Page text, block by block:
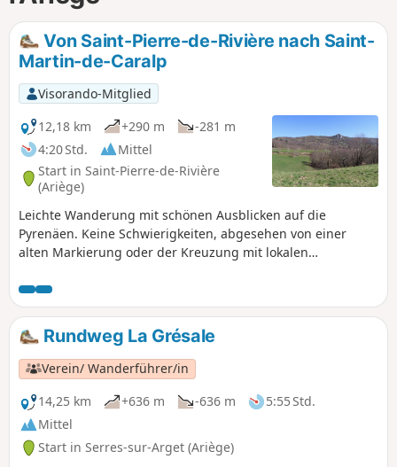
Von Saint-Pierre-de-Rivière nach Saint-
Martin-de-Caralp
Visorando-Mitglied
12,18 km
+290 m
-281 m
4:20 Std.
Mittel
Start in Saint-Pierre-de-Rivière
(Ariège)
Leichte Wanderung mit schönen Ausblicken auf die
Pyrenäen. Keine Schwierigkeiten, abgesehen von einer
alten Markierung oder der Kreuzung mit lokalen
Punkt (8) suchen muss.
Rundweg La Grésale
Verein/ Wanderführer/in
14,25 km
+636 m -636 m
5:55 Std.
Mittel
Start in Serres-sur-Arget (Ariège)